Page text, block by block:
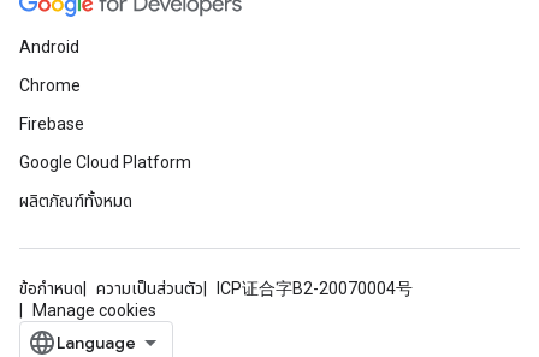
Android
Chrome
Firebase
Google Cloud Platform
ผลิตภัณฑ์ทั้งหมด
ข้อกำหนด ความเป็นส่วนตัว
ICP证合字B2-20070004号
Manage cookies